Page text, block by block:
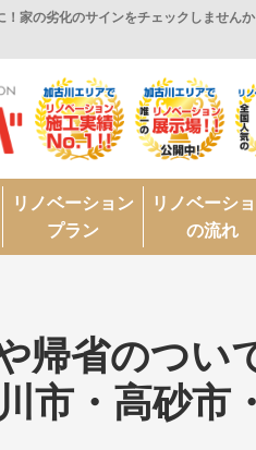
！家の劣化のサインをチェックしません
リノベーション
プラン
リノベーシ
の流れ
帰省のつい
川市・高砂